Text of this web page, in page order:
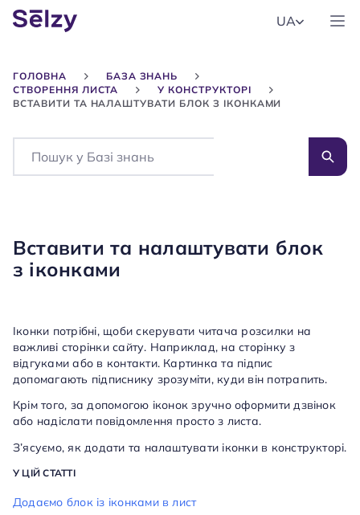
UA
ГОЛОВНА
БАЗА ЗНАНЬ
СТВОРЕННЯ ЛИСТА
У КОНСТРУКТОРІ
ВСТАВИТИ ТА НАЛАШТУВАТИ БЛОК З ІКОНКАМИ
Search
Вставити та налаштувати блок
з іконками
Іконки потрібні, щоби скерувати читача розсилки на
важливі сторінки сайту. Наприклад, на сторінку з
відгуками або в контакти. Картинка та підпис
допомагають підписнику зрозуміти, куди він потрапить.
Крім того, за допомогою іконок зручно оформити дзвінок
або надіслати повідомлення просто з листа.
З’ясуємо, як додати та налаштувати іконки в конструкторі.
У ЦІЙ СТАТТІ
Додаємо блок із іконками в лист